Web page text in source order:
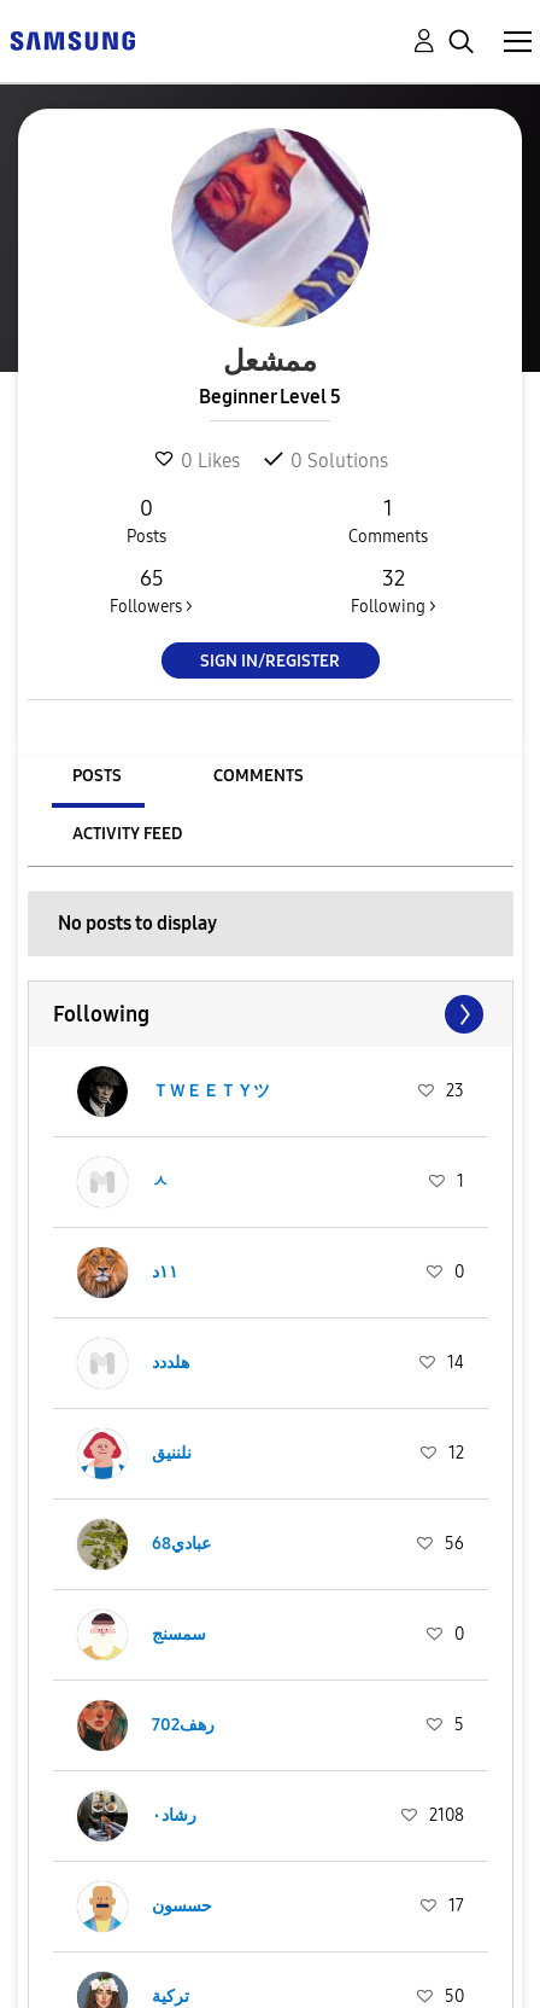
ممشعل
Beginner Level 5
0 Likes 0 Solutions
0
Posts
1
Comments
65
Followers >
32
Following >
SIGN IN/REGISTER
POSTS COMMENTS
ACTIVITY FEED
No posts to display
Following
ＴＷＥＥＴＹツ 23
ㅅ 1
١١د 0
هلددد 14
نلننيق 12
عبادي68 56
سمسنج 0
رهف702 5
رشاد٠ 2108
حسسون 17
تركية 50